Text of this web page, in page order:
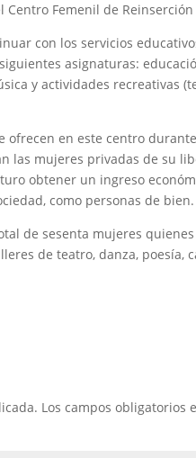
Femenil de Reinserción
con los servicios
asignaturas:
y actividades recreativas
ofrecen en este centro
las mujeres privadas de su
obtener un ingreso
como personas de bien.
de sesenta mujeres
de teatro, danza, poesía,
Los campos obligatorios